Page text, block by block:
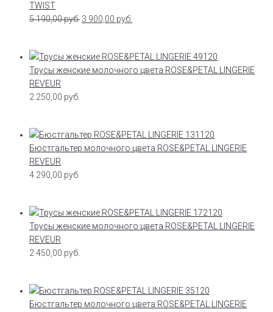
TWIST
5 190,00руб. 3 900,00 руб.
Трусы женские молочного цвета ROSE&PETAL LINGERIE
REVEUR
2 250,00 руб.
Бюстгальтер молочного цвета ROSE&PETAL LINGERIE
REVEUR
4 290,00 руб.
Трусы женские молочного цвета ROSE&PETAL LINGERIE
REVEUR
2 450,00 руб.
Бюстгальтер молочного цвета ROSE&PETAL LINGERIE